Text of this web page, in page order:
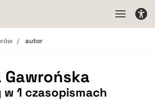
autor
1 czasopismach